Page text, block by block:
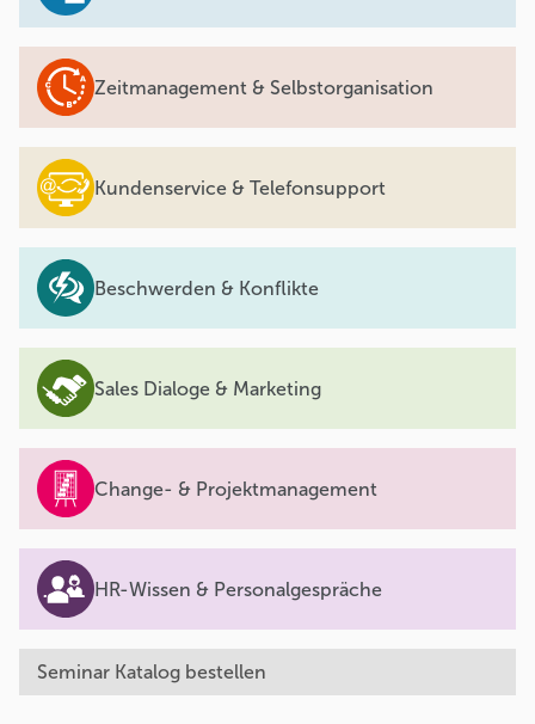
Zeitmanagement & Selbstorganisation
Kundenservice & Telefonsupport
Beschwerden & Konflikte
Sales Dialoge & Marketing
Change- & Projektmanagement
HR-Wissen & Personalgespräche
Seminar Katalog bestellen